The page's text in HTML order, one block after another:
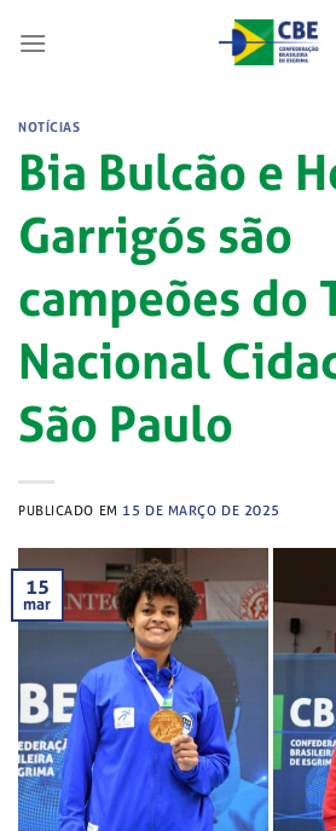
NOTÍCIAS
Bia Bulcão e
Garrigós são
campeões do
Nacional
São Paulo
PUBLICADO EM 15 DE MARÇO DE 2025
15
mar